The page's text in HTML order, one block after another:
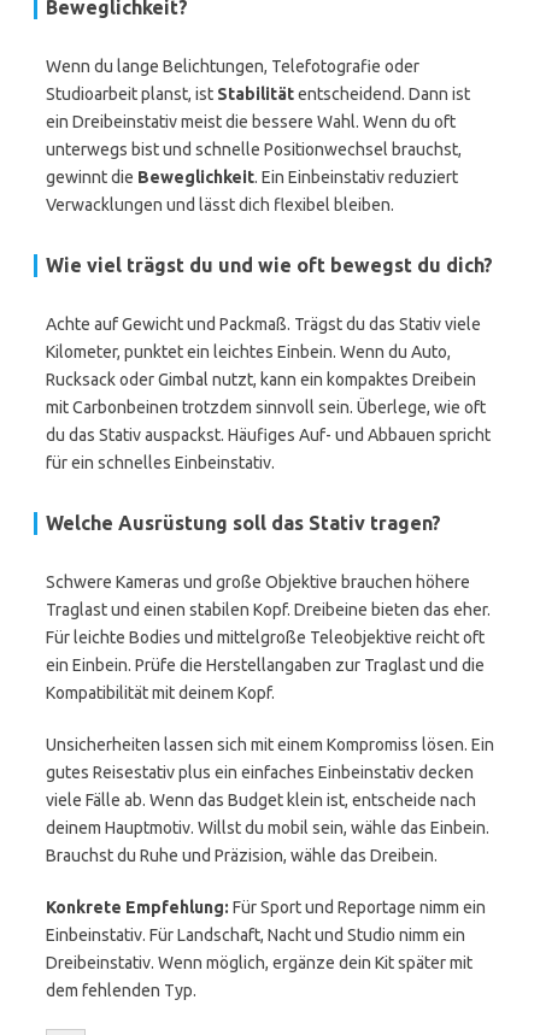
Beweglichkeit?
Wenn du lange Belichtungen, Telefotografie oder
Studioarbeit planst, ist Stabilitätentscheidend. Dann ist
ein Dreibeinstativ meist die bessere Wahl. Wenn du oft
unterwegs bist und schnelle Positionwechsel brauchst,
gewinnt die Beweglichkeit. Ein Einbeinstativ reduziert
Verwacklungen und lässt dich flexibel bleiben.
Wie viel trägst du und wie oft bewegst du dich?
Achte auf Gewicht und Packmaß. Trägst du das Stativ viele
Kilometer, punktet ein leichtes Einbein. Wenn du Auto,
Rucksack oder Gimbal nutzt, kann ein kompaktes Dreibein
mit Carbonbeinen trotzdem sinnvoll sein. Überlege, wie oft
du das Stativ auspackst. Häufiges Auf- und Abbauen spricht
für ein schnelles Einbeinstativ.
Welche Ausrüstung soll das Stativ tragen?
Schwere Kameras und große Objektive brauchen höhere
Traglast und einen stabilen Kopf. Dreibeine bieten das eher.
Für leichte Bodies und mittelgroße Teleobjektive reicht oft
ein Einbein. Prüfe die Herstellangaben zur Traglast und die
Kompatibilität mit deinem Kopf.
Unsicherheiten lassen sich mit einem Kompromiss lösen. Ein
gutes Reisestativ plus ein einfaches Einbeinstativ decken
viele Fälle ab. Wenn das Budget klein ist, entscheide nach
deinem Hauptmotiv. Willst du mobil sein, wähle das Einbein.
Brauchst du Ruhe und Präzision, wähle das Dreibein.
Konkrete Empfehlung: Für Sport und Reportage nimm ein
Einbeinstativ. Für Landschaft, Nacht und Studio nimm ein
Dreibeinstativ. Wenn möglich, ergänze dein Kit später mit
dem fehlenden Typ.